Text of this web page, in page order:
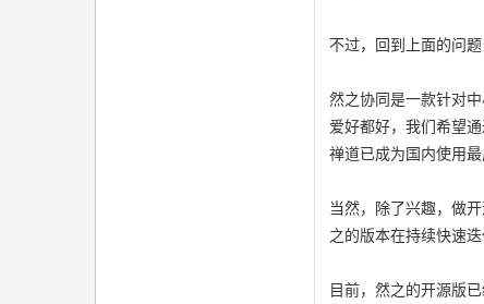
不过，回到上面的问题
然之协同是一款针对
爱好都好，我们希望
禅道已成为国内使用
当然，除了兴趣，做
之的版本在持续快速
目前，然之的开源版